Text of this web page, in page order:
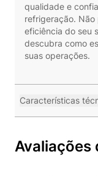
qualidade e
refrigeração.
eficiência do seu
descubra como
suas operações.
Características
Avaliações